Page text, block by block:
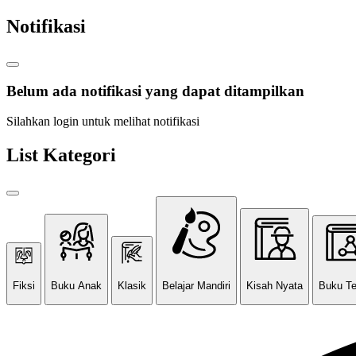
Notifikasi
Belum ada notifikasi yang dapat ditampilkan
Silahkan login untuk melihat notifikasi
List Kategori
Fiksi Buku Anak Klasik Belajar Mandiri Kisah Nyata Buku